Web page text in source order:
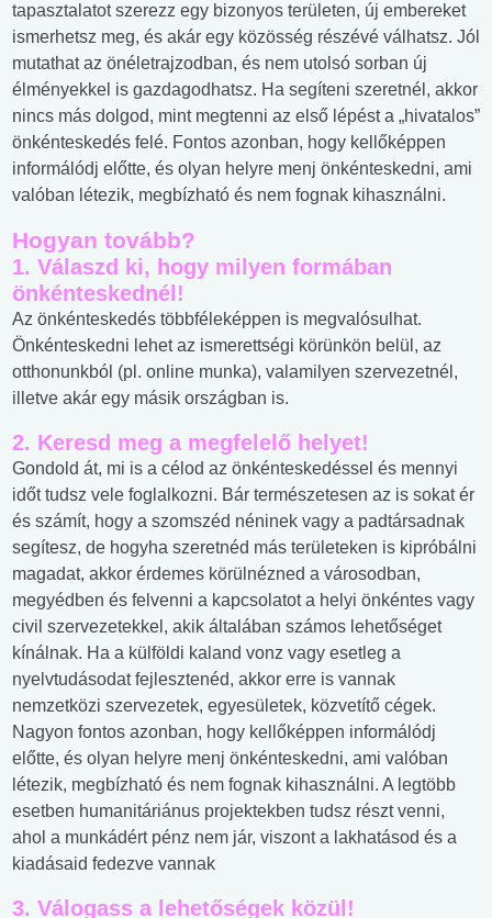
tapasztalatot szerezz egy bizonyos területen, új embereket
ismerhetsz meg, és akár egy közösség részévé válhatsz. Jól
mutathat az önéletrajzodban, és nem utolsó sorban új
élményekkel is gazdagodhatsz. Ha segíteni szeretnél, akkor
nincs más dolgod, mint megtenni az első lépést a „hivatalos”
önkénteskedés felé. Fontos azonban, hogy kellőképpen
informálódj előtte, és olyan helyre menj önkénteskedni, ami
valóban létezik, megbízható és nem fognak kihasználni.
Hogyan tovább?
1. Válaszd ki, hogy milyen formában
önkénteskednél!
Az önkénteskedés többféleképpen is megvalósulhat.
Önkénteskedni lehet az ismerettségi körünkön belül, az
otthonunkból (pl. online munka), valamilyen szervezetnél,
illetve akár egy másik országban is.
2. Keresd meg a megfelelő helyet!
Gondold át, mi is a célod az önkénteskedéssel és mennyi
időt tudsz vele foglalkozni. Bár természetesen az is sokat ér
és számít, hogy a szomszéd néninek vagy a padtársadnak
segítesz, de hogyha szeretnéd más területeken is kipróbálni
magadat, akkor érdemes körülnézned a városodban,
megyédben és felvenni a kapcsolatot a helyi önkéntes vagy
civil szervezetekkel, akik általában számos lehetőséget
kínálnak. Ha a külföldi kaland vonz vagy esetleg a
nyelvtudásodat fejlesztenéd, akkor erre is vannak
nemzetközi szervezetek, egyesületek, közvetítő cégek.
Nagyon fontos azonban, hogy kellőképpen informálódj
előtte, és olyan helyre menj önkénteskedni, ami valóban
létezik, megbízható és nem fognak kihasználni. A legtöbb
esetben humanitáriánus projektekben tudsz részt venni,
ahol a munkádért pénz nem jár, viszont a lakhatásod és a
kiadásaid fedezve vannak
3. Válogass a lehetőségek közül!